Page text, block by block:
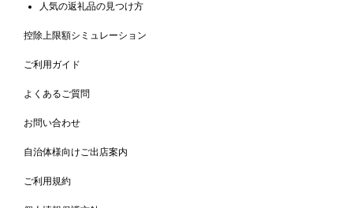
人気の返礼品の見つけ方
控除上限額シミュレーション
ご利用ガイド
よくあるご質問
お問い合わせ
自治体様向けご出店案内
ご利用規約